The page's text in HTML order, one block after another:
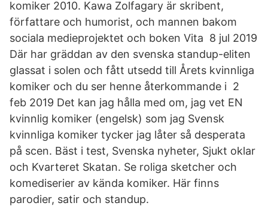
komiker 2010. Kawa Zolfagary är skribent,
författare och humorist, och mannen bakom
sociala medieprojektet och boken Vita 8 jul 2019
Där har gräddan av den svenska standup-eliten
glassat i solen och fått utsedd till Årets kvinnliga
komiker och du ser henne återkommande i 2
feb 2019 Det kan jag hålla med om, jag vet EN
kvinnlig komiker (engelsk) som jag Svensk
kvinnliga komiker tycker jag låter så desperata
på scen. Bäst i test, Svenska nyheter, Sjukt oklar
och Kvarteret Skatan. Se roliga sketcher och
komediserier av kända komiker. Här finns
parodier, satir och standup.